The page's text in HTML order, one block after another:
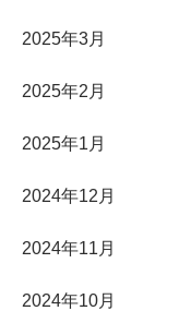
2025年3月
2025年2月
2025年1月
2024年12月
2024年11月
2024年10月